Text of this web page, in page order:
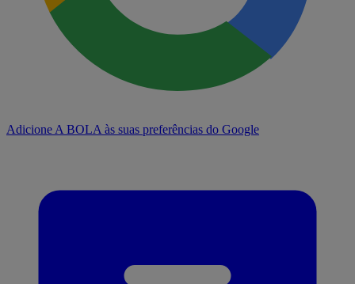
Adicione A BOLA às suas preferências do Google